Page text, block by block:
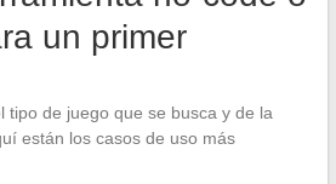
un primer
tipo de juego que se busca y de la
están los casos de uso más